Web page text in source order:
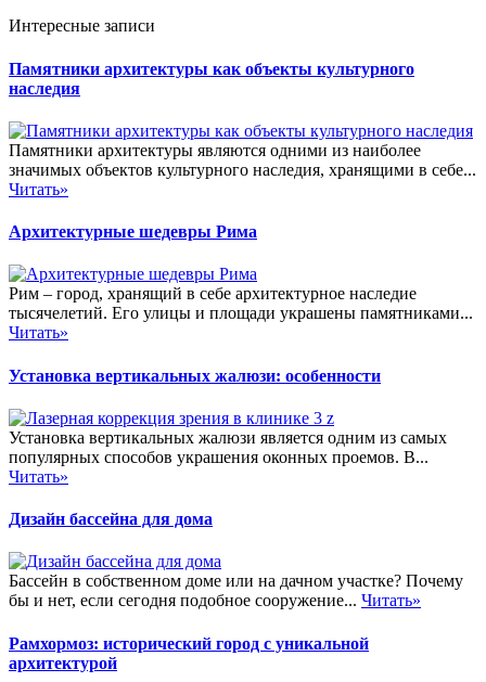
Интересные записи
Памятники архитектуры как объекты культурного
наследия
Памятники архитектуры являются одними из наиболее
значимых объектов культурного наследия, хранящими в себе...
Читать»
Архитектурные шедевры Рима
Рим – город, хранящий в себе архитектурное наследие
тысячелетий. Его улицы и площади украшены памятниками...
Читать»
Установка вертикальных жалюзи: особенности
Установка вертикальных жалюзи является одним из самых
популярных способов украшения оконных проемов. В...
Читать»
Дизайн бассейна для дома
Бассейн в собственном доме или на дачном участке? Почему
бы и нет, если сегодня подобное сооружение... Читать»
Рамхормоз: исторический город с уникальной
архитектурой